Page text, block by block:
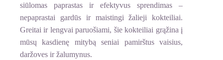
siūlomas paprastas ir efektyvus sprendimas –
nepaprastai gardūs ir maistingi žalieji kokteiliai.
Greitai ir lengvai paruošiami, šie kokteiliai grąžina į
mūsų kasdienę mitybą seniai pamirštus vaisius,
daržoves ir žalumynus.